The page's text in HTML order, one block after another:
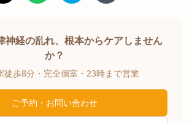
神経の乱れ、根本からケアしません
か？
徒歩8分・完全個室・23時まで営業
ご予約・お問い合わせ